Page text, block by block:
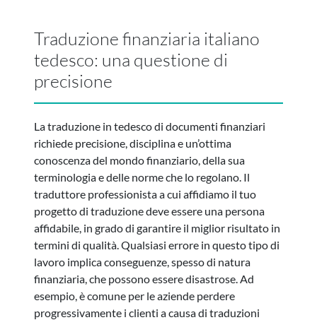
Traduzione finanziaria italiano
tedesco: una questione di
precisione
La traduzione in tedesco di documenti finanziari
richiede precisione, disciplina e un’ottima
conoscenza del mondo finanziario, della sua
terminologia e delle norme che lo regolano. Il
traduttore professionista a cui affidiamo il tuo
progetto di traduzione deve essere una persona
affidabile, in grado di garantire il miglior risultato in
termini di qualità. Qualsiasi errore in questo tipo di
lavoro implica conseguenze, spesso di natura
finanziaria, che possono essere disastrose. Ad
esempio, è comune per le aziende perdere
progressivamente i clienti a causa di traduzioni